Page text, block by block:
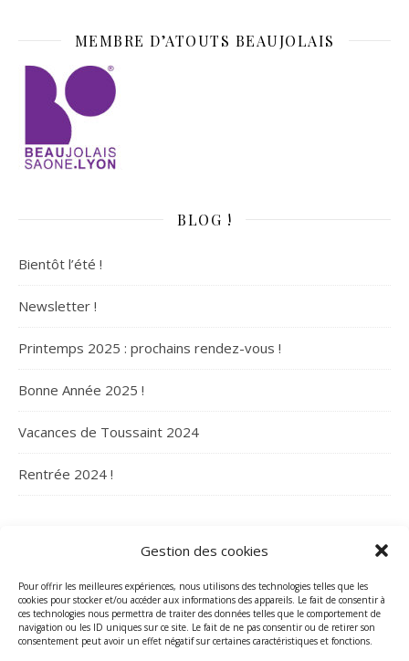
Gestion des cookies
Pour offrir les meilleures expériences, nous utilisons des technologies telles que les
cookies pour stocker et/ou accéder aux informations des appareils. Le fait de consentir à
ces technologies nous permettra de traiter des données telles que le comportement de
navigation ou les ID uniques sur ce site. Le fait de ne pas consentir ou de retirer son
consentement peut avoir un effet négatif sur certaines caractéristiques et fonctions.
MEMBRE D’ATOUTS BEAUJOLAIS
BLOG !
Bientôt l’été !
Newsletter !
Printemps 2025 : prochains rendez-vous !
Bonne Année 2025 !
Vacances de Toussaint 2024
Rentrée 2024 !
ARCHIVES
Archives